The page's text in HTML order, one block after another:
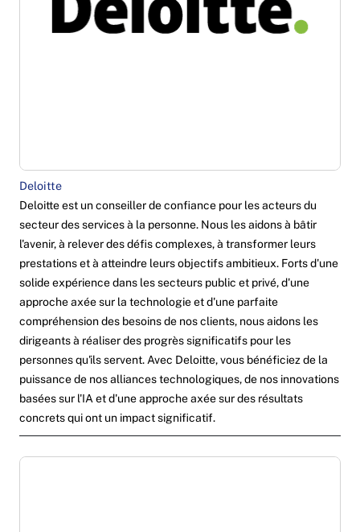
Deloitte
Deloitte est un conseiller de confiance pour les acteurs du
secteur des services à la personne. Nous les aidons à bâtir
l'avenir, à relever des défis complexes, à transformer leurs
prestations et à atteindre leurs objectifs ambitieux. Forts d'une
solide expérience dans les secteurs public et privé, d'une
approche axée sur la technologie et d'une parfaite
compréhension des besoins de nos clients, nous aidons les
dirigeants à réaliser des progrès significatifs pour les
personnes qu'ils servent. Avec Deloitte, vous bénéficiez de la
puissance de nos alliances technologiques, de nos innovations
basées sur l'IA et d'une approche axée sur des résultats
concrets qui ont un impact significatif.